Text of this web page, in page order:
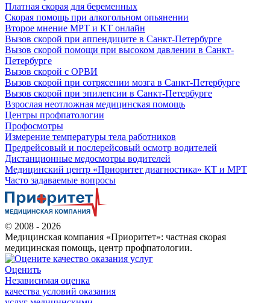
Платная скорая для беременных
Скорая помощь при алкогольном опьянении
Второе мнение МРТ и КТ онлайн
Вызов скорой при аппендиците в Санкт-Петербурге
Вызов скорой помощи при высоком давлении в Санкт-
Петербурге
Вызов скорой с ОРВИ
Вызов скорой при сотрясении мозга в Санкт-Петербурге
Вызов скорой при эпилепсии в Санкт-Петербурге
Взрослая неотложная медицинская помощь
Центры профпатологии
Профосмотры
Измерение температуры тела работников
Предрейсовый и послерейсовый осмотр водителей
Дистанционные медосмотры водителей
Медицинский центр «Приоритет диагностика» КТ и МРТ
Часто задаваемые вопросы
© 2008 - 2026
Медицинская компания «Приоритет»: частная скорая
медицинская помощь, центр профпатологии.
Оценить
Независимая оценка
качества условий оказания